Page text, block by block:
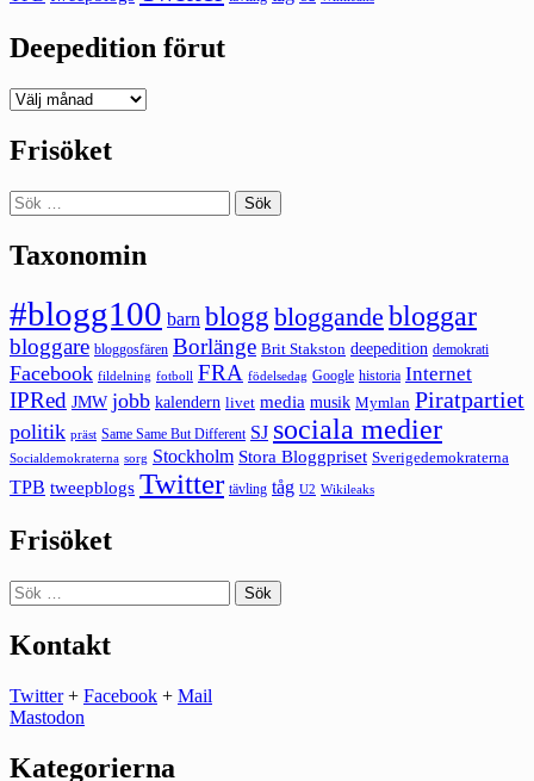
Deepedition förut
Deepedition
Frisöket
Sök
efter:
Taxonomin
#blogg100 barn blogg bloggande bloggar
bloggare bloggosfären Borlänge Brit Stakston deepedition demokrati
Facebook fildelning fotboll FRA födelsedag Google historia Internet
IPRed JMW jobb kalendern livet media musik Mymlan Piratpartiet
politik präst Same Same But Different SJ sociala medier
Socialdemokraterna sorg Stockholm Stora Bloggpriset Sverigedemokraterna
TPB tweepblogs Twitter tävling tåg U2 Wikileaks
Frisöket
Sök
efter:
Kontakt
Twitter+ Facebook + Mail
Mastodon
Kategorierna